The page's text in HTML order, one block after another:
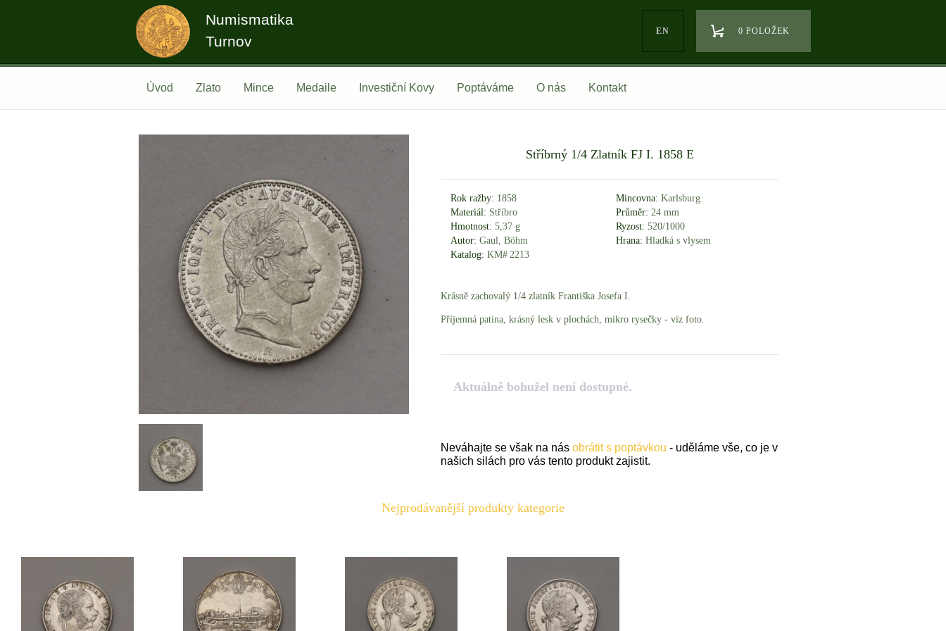
Numismatika
Turnov
EN 0 POLOŽEK
Úvod Zlato Mince Medaile Investiční Kovy Poptáváme O nás Kontakt
Stříbrný 1/4 Zlatník FJ I. 1858 E
Rok ražby: 1858 Mincovna: Karlsburg
Materiál: Stříbro Průměr: 24 mm
Hmotnost: 5,37 g Ryzost: 520/1000
Autor: Gaul, Böhm Hrana: Hladká s vlysem
Katalog: KM# 2213
Krásně zachovalý 1/4 zlatník Františka Josefa I.
Příjemná patina, krásný lesk v plochách, mikro rysečky - viz foto.
Aktuálně bohužel není dostupné.
Neváhajte se však na nás obrátit s poptávkou - uděláme vše, co je v
našich silách pro vás tento produkt zajistit.
Nejprodávanější produkty kategorie